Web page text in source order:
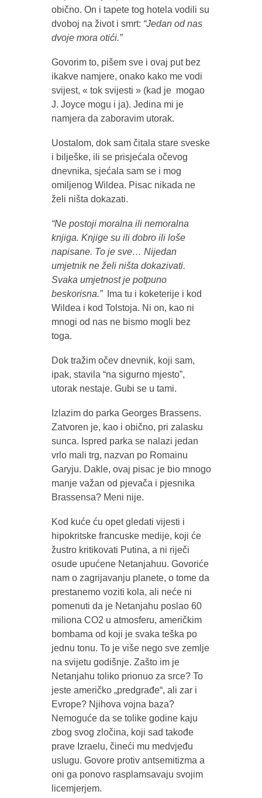
obično. On i tapete tog hotela vodili su
dvoboj na život i smrt: “Jedan od nas
dvoje mora otići.”
Govorim to, pišem sve i ovaj put bez
ikakve namjere, onako kako me vodi
svijest, « tok svijesti » (kad je mogao
J. Joyce mogu i ja). Jedina mi je
namjera da zaboravim utorak.
Uostalom, dok sam čitala stare sveske
i bilješke, ili se prisjećala očevog
dnevnika, sjećala sam se i mog
omiljenog Wildea. Pisac nikada ne
želi ništa dokazati.
“Ne postoji moralna ili nemoralna
knjiga. Knjige su ili dobro ili loše
napisane. To je sve… Nijedan
umjetnik ne želi ništa dokazivati.
Svaka umjetnost je potpuno
beskorisna.”Ima tu i koketerije i kod
Wildea i kod Tolstoja. Ni on, kao ni
mnogi od nas ne bismo mogli bez
toga.
Dok tražim očev dnevnik, koji sam,
ipak, stavila “na sigurno mjesto”,
utorak nestaje. Gubi se u tami.
Izlazim do parka Georges Brassens.
Zatvoren je, kao i obično, pri zalasku
sunca. Ispred parka se nalazi jedan
vrlo mali trg, nazvan po Romainu
Garyju. Dakle, ovaj pisac je bio mnogo
manje važan od pjevača i pjesnika
Brassensa? Meni nije.
Kod kuće ću opet gledati vijesti i
hipokritske francuske medije, koji će
žustro kritikovati Putina, a ni riječi
osude upućene Netanjahuu. Govoriće
nam o zagrijavanju planete, o tome da
prestanemo voziti kola, ali neće ni
pomenuti da je Netanjahu poslao 60
miliona CO2 u atmosferu, američkim
bombama od koji je svaka teška po
jednu tonu. To je više nego sve zemlje
na svijetu godišnje. Zašto im je
Netanjahu toliko prionuo za srce? To
jeste američko „predgrađe“, ali zar i
Evrope? Njihova vojna baza?
Nemoguće da se tolike godine kaju
zbog svog zločina, koji sad takođe
prave Izraelu, čineći mu medvjeđu
uslugu. Govore protiv antsemitizma a
oni ga ponovo rasplamsavaju svojim
licemjerjem.